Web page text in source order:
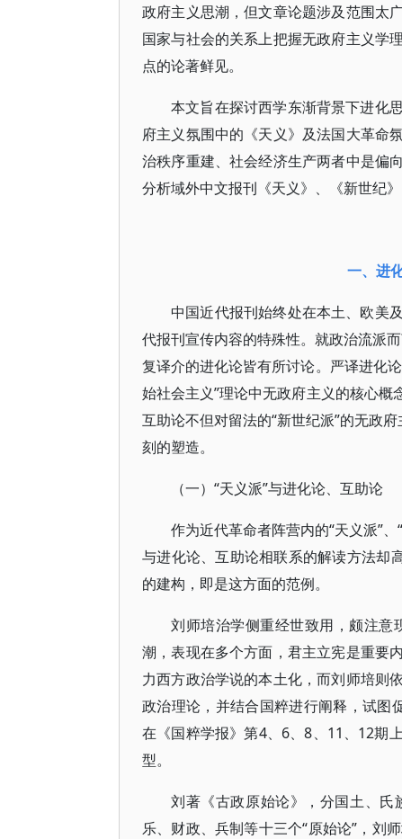
政府主义思潮，但文章论题涉及范围太
国家与社会的关系上把握无政府主义学
点的论著鲜见。
本文旨在探讨西学东渐背景下进化
府主义氛围中的《天义》及法国大革命
治秩序重建、社会经济生产两者中是偏
分析域外中文报刊《天义》、《新世纪》
一、进
中国近代报刊始终处在本土、欧美
代报刊宣传内容的特殊性。就政治流派
复译介的进化论皆有所讨论。严译进化
始社会主义”理论中无政府主义的核心
互助论不但对留法的“新世纪派”的无政
刻的塑造。
（一）“天义派”与进化论、互助论
作为近代革命者阵营内的“天义派”
与进化论、互助论相联系的解读方法却
的建构，即是这方面的范例。
刘师培治学侧重经世致用，颇注意
潮，表现在多个方面，君主立宪是重要
力西方政治学说的本土化，而刘师培则
政治理论，并结合国粹进行阐释，试图
在《国粹学报》第4、6、8、11、12期
型。
刘著《古政原始论》，分国土、
乐、财政、兵制等十三个“原始论”，刘